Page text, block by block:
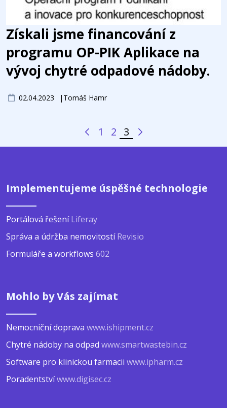
Získali jsme financování z
programu OP-PIK Aplikace na
vývoj chytré odpadové nádoby.
02.04.2023 Tomáš Hamr
Předchozí stránka
Stránka
1 Stránka
2 Stránka
3 Další stránka
Implementujeme úspěšné technologie
Portálová řešeníLiferay
Správa a údržba nemovitostíRevisio
Formuláře a workflows 602
Mohlo by Vás zajímat
Nemocniční doprava www.ishipment.cz
Chytré nádoby na odpad www.smartwastebin.cz
Software pro klinickou farmacii www.ipharm.cz
Poradentstvíwww.digisec.cz